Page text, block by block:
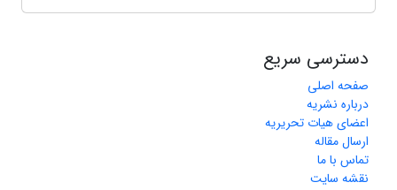
دسترسی سریع
صفحه اصلی
درباره نشریه
اعضای هیات تحریریه
ارسال مقاله
تماس با ما
نقشه سایت